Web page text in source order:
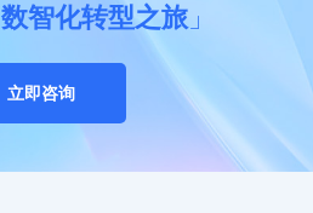
数智化转型之旅」
立即咨询